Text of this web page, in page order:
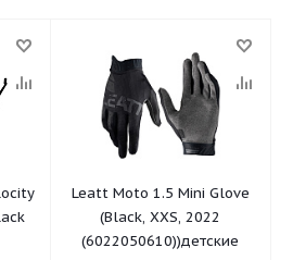
Leatt Moto 1.5 Mini Glove
(Black, XXS, 2022
(6022050610))детские